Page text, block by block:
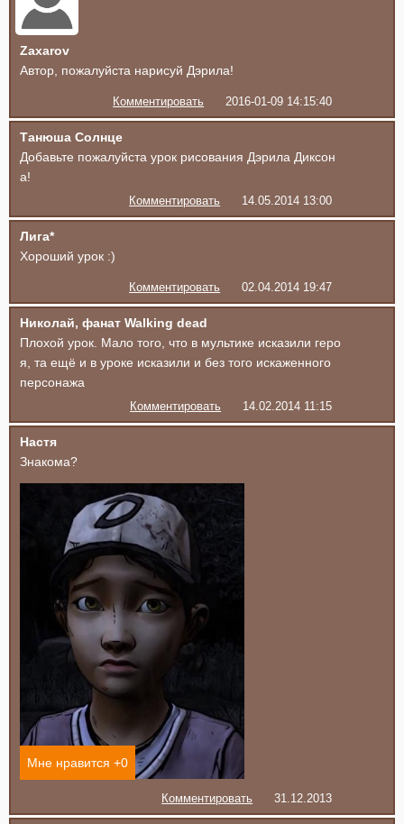
Zaxarov
Автор, пожалуйста нарисуй Дэрила!
Комментировать 2016-01-09 14:15:40
Танюша Солнце
Добавьте пожалуйста урок рисования Дэрила Диксон
а!
Комментировать 14.05.2014 13:00
Лига*
Хороший урок :)
Комментировать 02.04.2014 19:47
Николай, фанат Walking dead
Плохой урок. Мало того, что в мультике исказили геро
я, та ещё и в уроке исказили и без того искаженного
персонажа
Комментировать 14.02.2014 11:15
Настя
Знакома?
Мне нравится +0
Комментировать 31.12.2013